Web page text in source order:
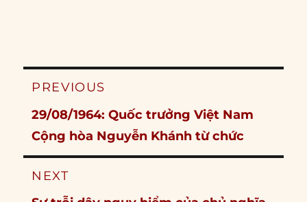
Post
PREVIOUS
Previous
post:
29/08/1964: Quốc trưởng Việt Nam
Cộng hòa Nguyễn Khánh từ chức
NEXT